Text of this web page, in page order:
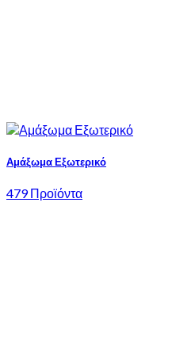
Αμάξωμα Εξωτερικό
479 Προϊόντα